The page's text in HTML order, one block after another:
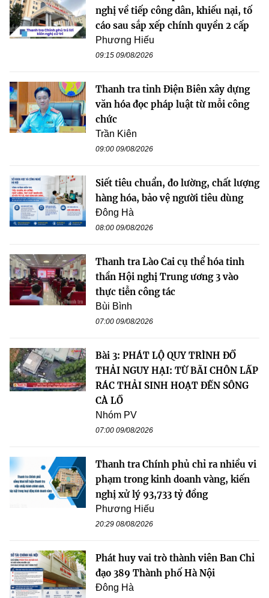
nghị về tiếp công dân, khiếu nại, tố
cáo sau sắp xếp chính quyền 2 cấp
Phương Hiếu
09:15 09/08/2026
Thanh tra tỉnh Điện Biên xây dựng
văn hóa đọc pháp luật từ mỗi công
chức
Trần Kiên
09:00 09/08/2026
Siết tiêu chuẩn, đo lường, chất lượng
hàng hóa, bảo vệ người tiêu dùng
Đông Hà
08:00 09/08/2026
Thanh tra Lào Cai cụ thể hóa tinh
thần Hội nghị Trung ương 3 vào
thực tiễn công tác
Bùi Bình
07:00 09/08/2026
Bài 3: PHÁT LỘ QUY TRÌNH ĐỔ
THẢI NGUY HẠI: TỪ BÃI CHÔN LẤP
RÁC THẢI SINH HOẠT ĐẾN SÔNG
CÀ LỒ
Nhóm PV
07:00 09/08/2026
Thanh tra Chính phủ chỉ ra nhiều vi
phạm trong kinh doanh vàng, kiến
nghị xử lý 93,733 tỷ đồng
Phương Hiếu
20:29 08/08/2026
Phát huy vai trò thành viên Ban Chỉ
đạo 389 Thành phố Hà Nội
Đông Hà